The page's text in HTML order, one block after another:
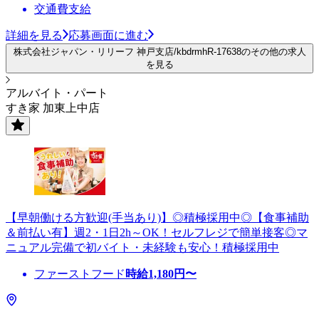
交通費支給
詳細を見る 応募画面に進む
株式会社ジャパン・リリーフ 神戸支店/kbdrmhR-17638のその他の求人
を見る
アルバイト・パート
すき家 加東上中店
【早朝働ける方歓迎(手当あり)】◎積極採用中◎【食事補助
＆前払い有】週2・1日2h～OK！セルフレジで簡単接客◎マ
ニュアル完備で初バイト・未経験も安心！積極採用中
ファーストフード 時給1,180円〜